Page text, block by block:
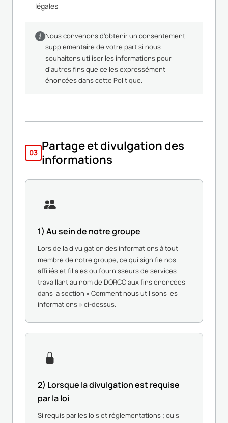
légales
Nous convenons d'obtenir un consentement
supplémentaire de votre part si nous
souhaitons utiliser les informations pour
d'autres fins que celles expressément
énoncées dans cette Politique.
03 Partage et divulgation des
informations
1) Au sein de notre groupe
Lors de la divulgation des informations à tout
membre de notre groupe, ce qui signifie nos
affiliés et filiales ou fournisseurs de services
travaillant au nom de DORCO aux fins énoncées
dans la section « Comment nous utilisons les
informations » ci-dessus.
2) Lorsque la divulgation est requise
par la loi
Si requis par les lois et réglementations ; ou si